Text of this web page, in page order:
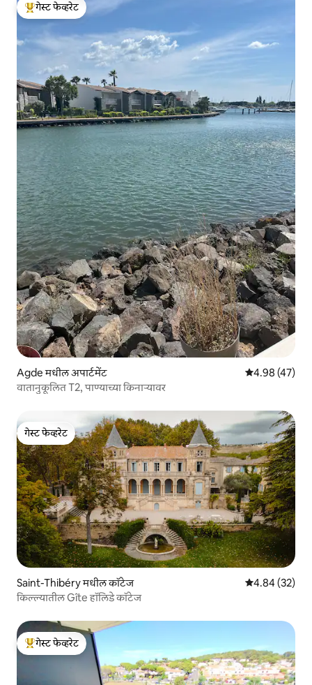
टॉप गेस्ट फेव्हरेट
गेस्ट फेव्हरेट
Agde मधील अपार्टमेंट 5 पैकी 4.98
4.98 (47)
वातानुकूलित T2, पाण्याच्या किनाऱ्यावर
गेस्ट फेव्हरेट
गेस्ट फेव्हरेट
Saint-Thibéry मधील कॉटेज 5 पैकी 4.84
4.84 (32)
किल्ल्यातील Gîte हॉलिडे कॉटेज
टॉप गेस्ट फेव्हरेट
गेस्ट फेव्हरेट